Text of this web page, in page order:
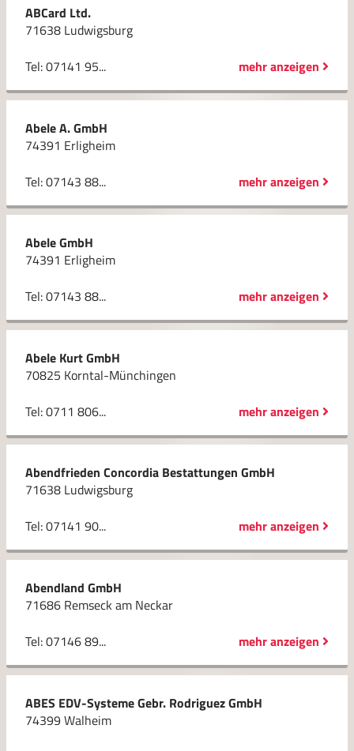
ABCard Ltd.
71638 Ludwigsburg
Tel: 07141 95...
mehr anzeigen
Abele A. GmbH
74391 Erligheim
Tel: 07143 88...
mehr anzeigen
Abele GmbH
74391 Erligheim
Tel: 07143 88...
mehr anzeigen
Abele Kurt GmbH
70825 Korntal-Münchingen
Tel: 0711 806...
mehr anzeigen
Abendfrieden Concordia Bestattungen GmbH
71638 Ludwigsburg
Tel: 07141 90...
mehr anzeigen
Abendland GmbH
71686 Remseck am Neckar
Tel: 07146 89...
mehr anzeigen
ABES EDV-Systeme Gebr. Rodriguez GmbH
74399 Walheim